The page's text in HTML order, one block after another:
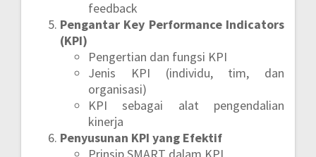
feedback
Pengantar Key Performance Indicators
(KPI)
Pengertian dan fungsi KPI
Jenis KPI (individu, tim, dan
organisasi)
KPI sebagai alat pengendalian
kinerja
Penyusunan KPI yang Efektif
Prinsip SMART dalam KPI